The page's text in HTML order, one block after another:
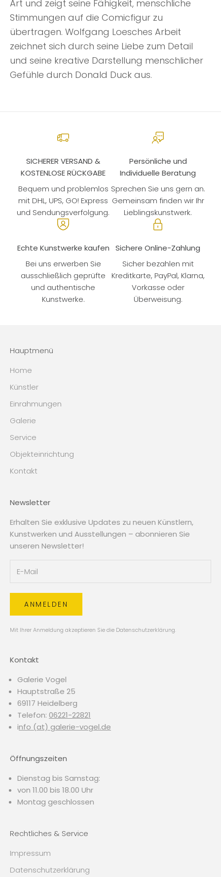
Art und zeigt seine Fähigkeit, menschliche
Stimmungen auf die Comicfigur zu
übertragen. Wolfgang Loesches Arbeit
zeichnet sich durch seine Liebe zum Detail
und seine kreative Darstellung menschlicher
Gefühle durch Donald Duck aus.
SICHERER VERSAND &
KOSTENLOSE RÜCKGABE
Bequem und problemlos
mit DHL, UPS, GO! Express
und Sendungsverfolgung.
Persönliche und
Individuelle Beratung
Sprechen Sie uns gern an.
Gemeinsam finden wir Ihr
Lieblingskunstwerk.
Echte Kunstwerke kaufen
Bei uns erwerben Sie
ausschließlich geprüfte
und authentische
Kunstwerke.
Sichere Online-Zahlung
Sicher bezahlen mit
Kreditkarte, PayPal, Klarna,
Vorkasse oder
Überweisung.
Hauptmenü
Home
Künstler
Einrahmungen
Galerie
Service
Objekteinrichtung
Kontakt
Newsletter
Erhalten Sie exklusive Updates zu neuen Künstlern,
Kunstwerken und Ausstellungen – abonnieren Sie
unseren Newsletter!
ANMELDEN
Mit Ihrer Anmeldung akzeptieren Sie die Datenschutzerklärung.
Kontakt
Galerie Vogel
Hauptstraße 25
69117 Heidelberg
Telefon: 06221-22821
info (at) galerie-vogel.de
Öffnungszeiten
Dienstag bis Samstag:
von 11.00 bis 18.00 Uhr
Montag geschlossen
Rechtliches & Service
Impressum
Datenschutzerklärung